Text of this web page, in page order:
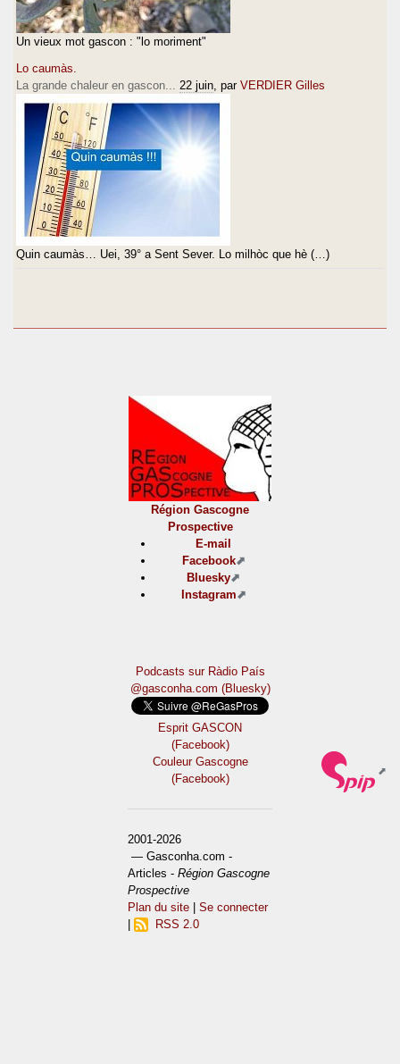
Un vieux mot gascon : "lo moriment"
Lo caumàs.
La grande chaleur en gascon...
22 juin , par VERDIER Gilles
Quin caumàs… Uei, 39° a Sent Sever. Lo milhòc que hè (…)
Région Gascogne
Prospective
E-mail
Facebook
Bluesky
Instagram
Podcasts sur Ràdio País
@gasconha.com (Bluesky)
Esprit GASCON
(Facebook)
Couleur Gascogne
(Facebook)
2001-2026
— Gasconha.com -
Articles -Région Gascogne
Prospective
Plan du site |Se connecter
RSS 2.0